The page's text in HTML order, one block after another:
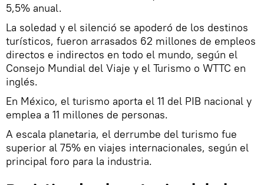
5,5% anual.
La soledad y el silenció se apoderó de los destinos
turísticos, fueron arrasados 62 millones de empleos
directos e indirectos en todo el mundo, según el
Consejo Mundial del Viaje y el Turismo o WTTC en
inglés.
En México, el turismo aporta el 11 del PIB nacional y
emplea a 11 millones de personas.
A escala planetaria, el derrumbe del turismo fue
superior al 75% en viajes internacionales, según el
principal foro para la industria.